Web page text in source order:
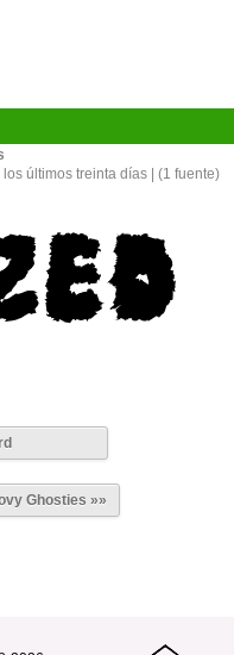
últimos treinta días | (1 fuente)
Ghosties »»